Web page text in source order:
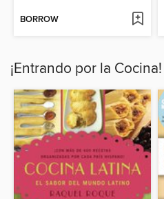
BORROW
¡Entrando por la Cocina!